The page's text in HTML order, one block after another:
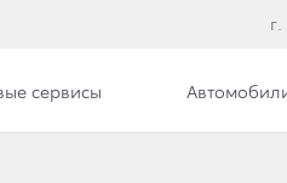
сервисы